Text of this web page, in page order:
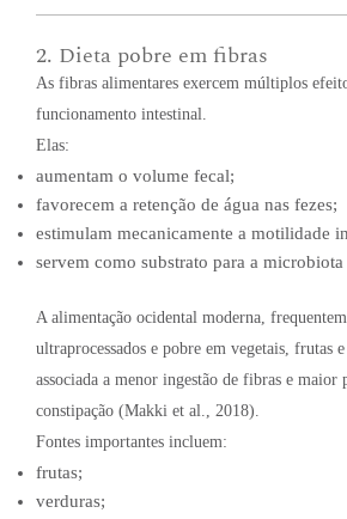
2. Dieta pobre em fibras
As fibras alimentares exercem múltiplos
funcionamento intestinal.
Elas:
aumentam o volume fecal;
favorecem a retenção de água nas fezes;
estimulam mecanicamente a motilidade
servem como substrato para a
A alimentação ocidental moderna,
ultraprocessados e pobre em vegetais, frutas
associada a menor ingestão de fibras e maior
constipação (Makki et al., 2018).
Fontes importantes incluem:
frutas;
verduras;